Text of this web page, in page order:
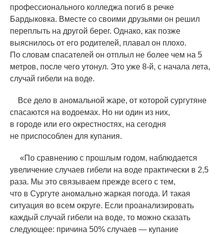
профессионального колледжа погиб в речке
Бардыковка. Вместе со своими друзьями он решил
переплыть на другой берег. Однако, как позже
выяснилось от его родителей, плавал он плохо.
По словам спасателей он отплыл не более чем на 5
метров, после чего утонул. Это уже 8-й, с начала лета,
случай гибели на воде.
Все дело в аномальной жаре, от которой сургутяне
спасаются на водоемах. Но ни один из них,
в городе или его окрестностях, на сегодня
не приспособлен для купания.
«По сравнению с прошлым годом, наблюдается
увеличение случаев гибели на воде практически в 2,5
раза. Мы это связываем прежде всего с тем,
что в Сургуте аномально жаркая погода. И такая
ситуация во всем округе. Если проанализировать
каждый случай гибели на воде, то можно сказать
следующее: причина 50% случаев — купание